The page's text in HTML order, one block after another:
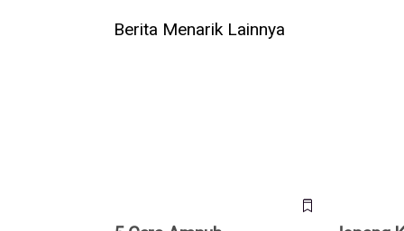
Berita Menarik Lainnya